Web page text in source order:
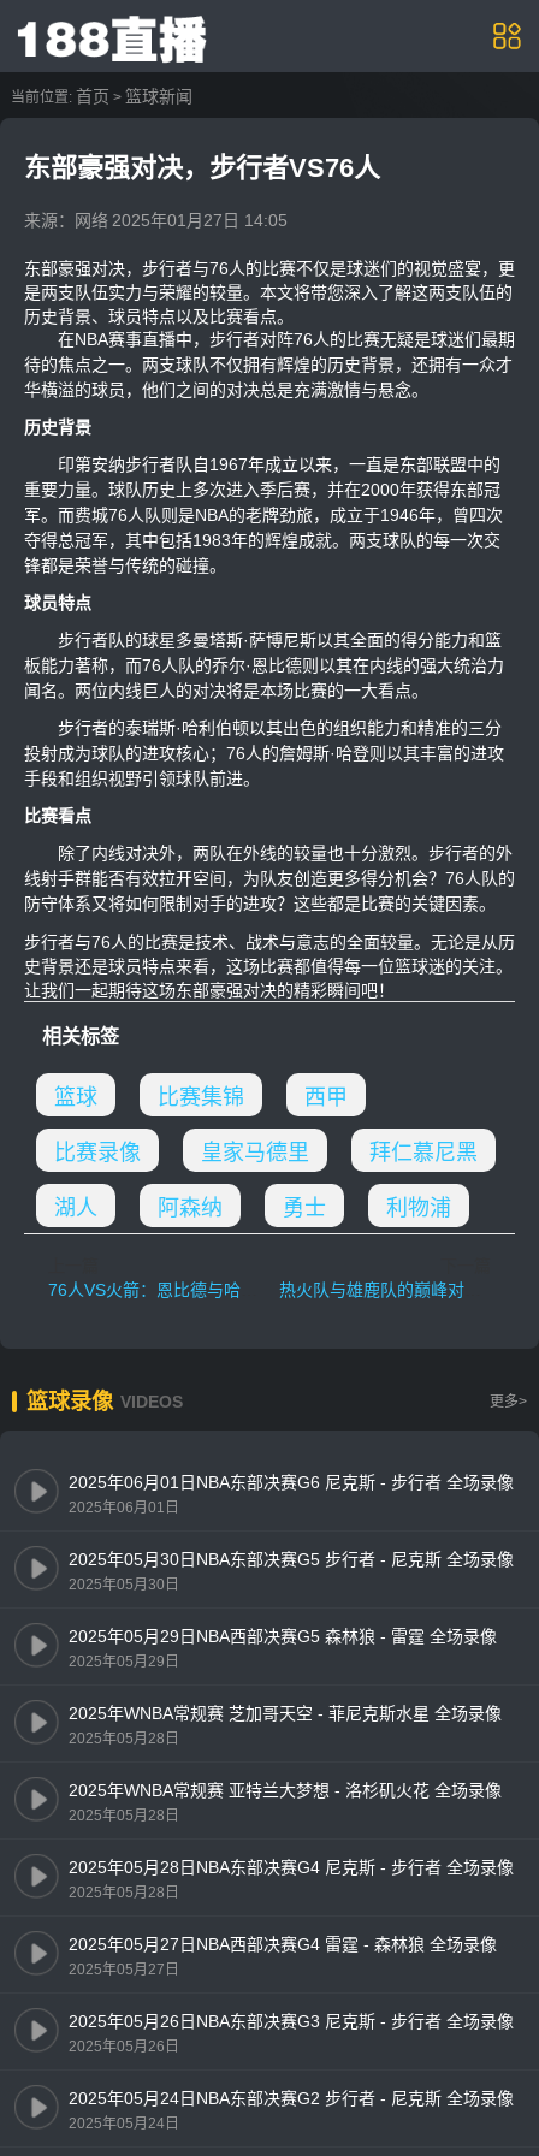
当前位置: 首页 > 篮球新闻
东部豪强对决，步行者VS76人
来源：网络 2025年01月27日 14:05
东部豪强对决，步行者与76人的比赛不仅是球迷们的视觉盛宴，更
是两支队伍实力与荣耀的较量。本文将带您深入了解这两支队伍的
历史背景、球员特点以及比赛看点。
在NBA赛事直播中，步行者对阵76人的比赛无疑是球迷们最期
待的焦点之一。两支球队不仅拥有辉煌的历史背景，还拥有一众才
华横溢的球员，他们之间的对决总是充满激情与悬念。
历史背景
印第安纳步行者队自1967年成立以来，一直是东部联盟中的
重要力量。球队历史上多次进入季后赛，并在2000年获得东部冠
军。而费城76人队则是NBA的老牌劲旅，成立于1946年，曾四次
夺得总冠军，其中包括1983年的辉煌成就。两支球队的每一次交
锋都是荣誉与传统的碰撞。
球员特点
步行者队的球星多曼塔斯·萨博尼斯以其全面的得分能力和篮
板能力著称，而76人队的乔尔·恩比德则以其在内线的强大统治力
闻名。两位内线巨人的对决将是本场比赛的一大看点。
步行者的泰瑞斯·哈利伯顿以其出色的组织能力和精准的三分
投射成为球队的进攻核心；76人的詹姆斯·哈登则以其丰富的进攻
手段和组织视野引领球队前进。
比赛看点
除了内线对决外，两队在外线的较量也十分激烈。步行者的外
线射手群能否有效拉开空间，为队友创造更多得分机会？76人队的
防守体系又将如何限制对手的进攻？这些都是比赛的关键因素。
步行者与76人的比赛是技术、战术与意志的全面较量。无论是从历
史背景还是球员特点来看，这场比赛都值得每一位篮球迷的关注。
让我们一起期待这场东部豪强对决的精彩瞬间吧！
相关标签
篮球 比赛集锦 西甲
比赛录像 皇家马德里 拜仁慕尼黑
湖人 阿森纳 勇士 利物浦
76人VS火箭：恩比德与哈登的内外线对决上演，NBA赛事直播带你领略篮球巨星的智慧与火力！
热火队与雄鹿队的巅峰对决，核心球员能否上演精彩对决？
篮球录像 VIDEOS 更多>
2025年06月01日NBA东部决赛G6 尼克斯 - 步行者 全场录像
2025年06月01日
2025年05月30日NBA东部决赛G5 步行者 - 尼克斯 全场录像
2025年05月30日
2025年05月29日NBA西部决赛G5 森林狼 - 雷霆 全场录像
2025年05月29日
2025年WNBA常规赛 芝加哥天空 - 菲尼克斯水星 全场录像
2025年05月28日
2025年WNBA常规赛 亚特兰大梦想 - 洛杉矶火花 全场录像
2025年05月28日
2025年05月28日NBA东部决赛G4 尼克斯 - 步行者 全场录像
2025年05月28日
2025年05月27日NBA西部决赛G4 雷霆 - 森林狼 全场录像
2025年05月27日
2025年05月26日NBA东部决赛G3 尼克斯 - 步行者 全场录像
2025年05月26日
2025年05月24日NBA东部决赛G2 步行者 - 尼克斯 全场录像
2025年05月24日